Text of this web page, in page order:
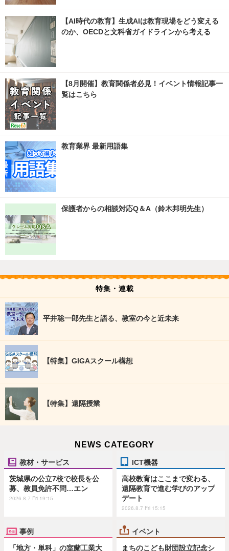
【AI時代の教育】生成AIは教育現場をどう変える
のか、OECDと文科省ガイドラインから考える
【8月開催】教育関係者必見！イベント情報記事一
覧はこちら
教育業界 最新用語集
保護者からの相談対応Q＆A（鈴木邦明先生）
特集・連載
平井聡一郎先生と語る、教室の今と近未来
【特集】GIGAスクール構想
【特集】遠隔授業
NEWS CATEGORY
教材・サービス
茨城県の公立7校で校長を公
募、教員免許不問…エン
2026.8.7 Fri 19:15
ICT機器
高校教育はここまで変わる、
遠隔教育で進む学びのアップ
デート
2026.8.7 Fri 15:15
事例
「地方・単科」の室蘭工業大
イベント
まちのこども財団設立記念シ